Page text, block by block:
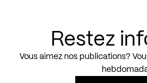
Restez
Vous aimez nos publications?